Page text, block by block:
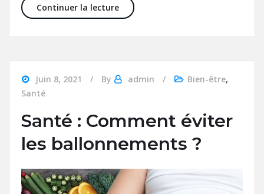
Continuer la lectureOrganisation des obsèques : les 4
Juin 8, 2021 By admin Bien-être,
Santé
Santé : Comment éviter
les ballonnements ?